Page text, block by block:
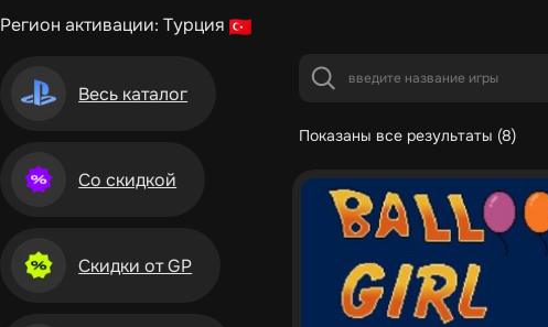
Регион активации: Турция
Весь каталог
Со скидкой
Скидки от GP
Показаны все результаты (8)